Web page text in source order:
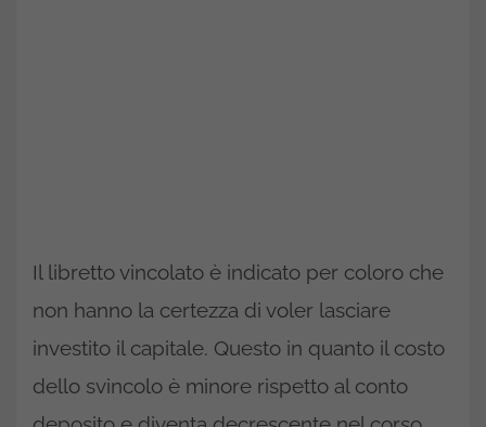
Il libretto vincolato è indicato per coloro che
non hanno la certezza di voler lasciare
investito il capitale. Questo in quanto il costo
dello svincolo è minore rispetto al conto